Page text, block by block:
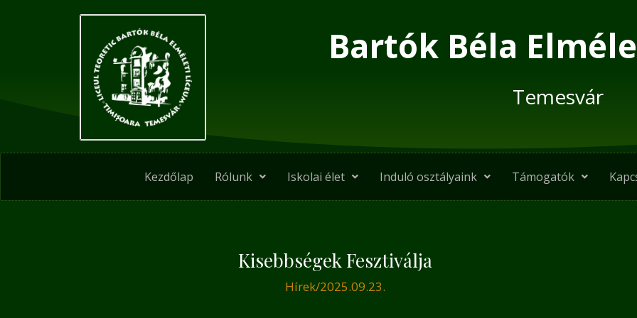
Bartók Béla
Temesvár
Kezdőlap Rólunk Iskolai élet Induló osztályaink Támogatók
Kisebbségek Fesztiválja
Hírek/2025.09.23.